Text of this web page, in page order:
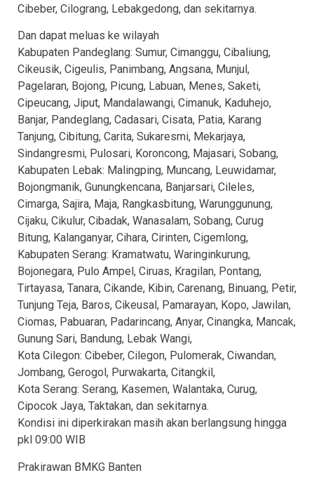
Cibeber, Cilograng, Lebakgedong, dan sekitarnya.
Dan dapat meluas ke wilayah
Kabupaten Pandeglang: Sumur, Cimanggu, Cibaliung,
Cikeusik, Cigeulis, Panimbang, Angsana, Munjul,
Pagelaran, Bojong, Picung, Labuan, Menes, Saketi,
Cipeucang, Jiput, Mandalawangi, Cimanuk, Kaduhejo,
Banjar, Pandeglang, Cadasari, Cisata, Patia, Karang
Tanjung, Cibitung, Carita, Sukaresmi, Mekarjaya,
Sindangresmi, Pulosari, Koroncong, Majasari, Sobang,
Kabupaten Lebak: Malingping, Muncang, Leuwidamar,
Bojongmanik, Gunungkencana, Banjarsari, Cileles,
Cimarga, Sajira, Maja, Rangkasbitung, Warunggunung,
Cijaku, Cikulur, Cibadak, Wanasalam, Sobang, Curug
Bitung, Kalanganyar, Cihara, Cirinten, Cigemlong,
Kabupaten Serang: Kramatwatu, Waringinkurung,
Bojonegara, Pulo Ampel, Ciruas, Kragilan, Pontang,
Tirtayasa, Tanara, Cikande, Kibin, Carenang, Binuang, Petir,
Tunjung Teja, Baros, Cikeusal, Pamarayan, Kopo, Jawilan,
Ciomas, Pabuaran, Padarincang, Anyar, Cinangka, Mancak,
Gunung Sari, Bandung, Lebak Wangi,
Kota Cilegon: Cibeber, Cilegon, Pulomerak, Ciwandan,
Jombang, Gerogol, Purwakarta, Citangkil,
Kota Serang: Serang, Kasemen, Walantaka, Curug,
Cipocok Jaya, Taktakan, dan sekitarnya.
Kondisi ini diperkirakan masih akan berlangsung hingga
pkl 09:00 WIB
Prakirawan BMKG Banten